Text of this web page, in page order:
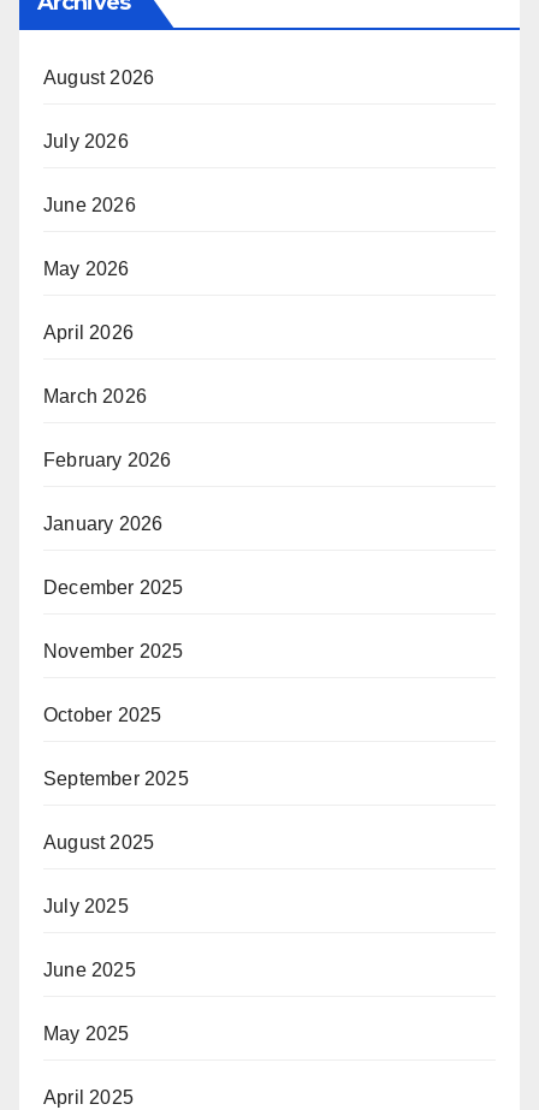
August 2026
July 2026
June 2026
May 2026
April 2026
March 2026
February 2026
January 2026
December 2025
November 2025
October 2025
September 2025
August 2025
July 2025
June 2025
May 2025
April 2025